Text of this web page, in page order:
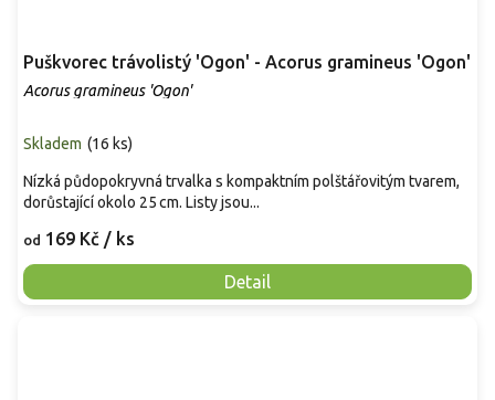
Puškvorec trávolistý 'Ogon' - Acorus gramineus 'Ogon'
Acorus gramineus 'Ogon'
Skladem (16 ks)
od 169 Kč / ks
Detail
Nízká půdopokryvná trvalka s kompaktním polštářovitým tvarem,
dorůstající okolo 25 cm. Listy jsou...